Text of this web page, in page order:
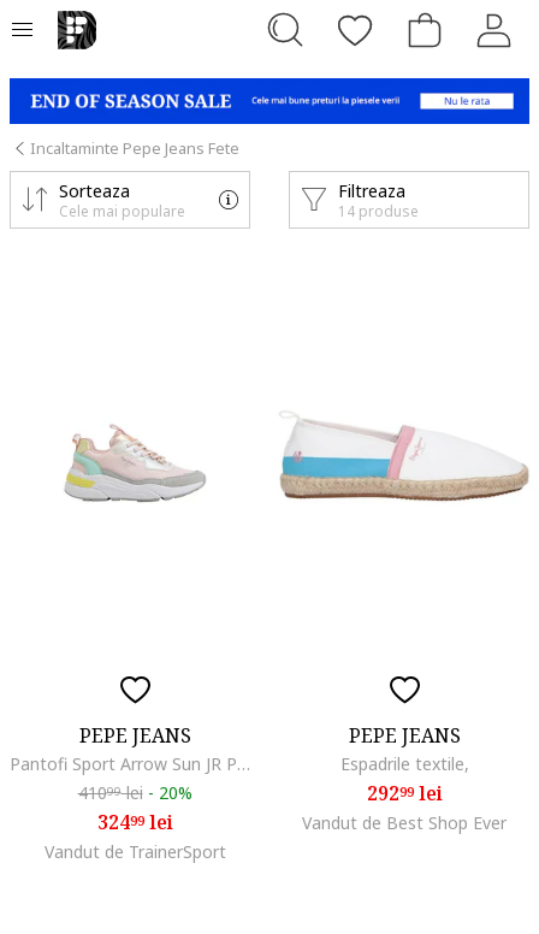
Incaltaminte Pepe Jeans Fete
Filtreaza
14 produse
Sorteaza
Cele mai populare
PEPE JEANS
Pantofi Sport Arrow Sun JR PGS30576-315, Fete, Roz
41099lei - 20%
32499lei
Vandut de TrainerSport
PEPE JEANS
Espadrile textile,
29299lei
Vandut de Best Shop Ever